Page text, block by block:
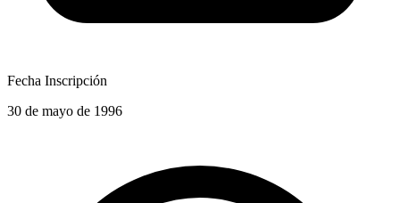
Fecha Inscripción
30 de mayo de 1996